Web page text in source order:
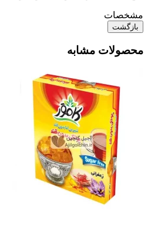
مشخصات
بازگشت
محصولات مشابه